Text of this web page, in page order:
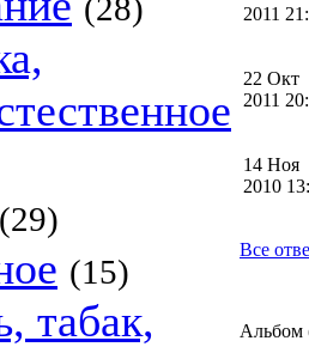
(28)
(29)
(15)
табак,
2011
22 Окт
2011
14 Ноя
2010
Все
Альбом